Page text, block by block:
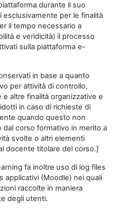
durante il suo
per le finalità
il tempo necessario a
e veridicità) il processo
sulla piattaforma e-
in base a quanto
per attività di controllo,
altre finalità organizzative e
in caso di richieste di
quando questo non
corso formativo in merito a
svolte o altri elementi
docente titolare del corso.]
fa inoltre uso di log files
applicativi (Moodle) nei quali
raccolte in maniera
degli utenti.